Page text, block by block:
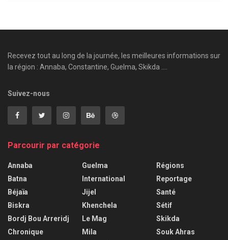
Recevez tout au long de la journée, les meilleures informations sur
la région : Annaba, Constantine, Guelma, Skikda ....
Suivez-nous
Parcourir par catégorie
Annaba
Batna
Béjaïa
Biskra
Bordj Bou Arreridj
Chronique
Guelma
International
Jijel
Khenchela
Le Mag
Mila
Régions
Reportage
Santé
Sétif
Skikda
Souk Ahras